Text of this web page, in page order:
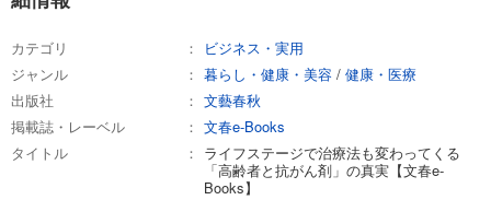
カテゴリ
ビジネス・実用
ジャンル
暮らし・健康・美容 / 健康・医療
出版社
文藝春秋
掲載誌・レーベル
文春e-Books
タイトル
ライフステージで治療法も変わってくる
「高齢者と抗がん剤」の真実【文春e-
Books】